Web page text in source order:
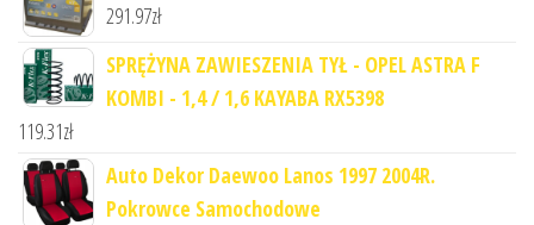
291.97zł
SPRĘŻYNA ZAWIESZENIA TYŁ - OPEL ASTRA F
KOMBI - 1,4 / 1,6 KAYABA RX5398
119.31zł
Auto Dekor Daewoo Lanos 1997 2004R.
Pokrowce Samochodowe